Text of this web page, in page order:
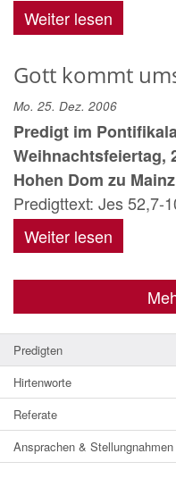
Weiter lesen
Gott kommt
Mo. 25. Dez. 2006
Predigt im
Weihnachtsfeiertag,
Hohen Dom zu Mainz
Predigttext: Jes 52,7-
Weiter lesen
Predigten
Hirtenworte
Referate
Ansprachen & Stellungnahmen